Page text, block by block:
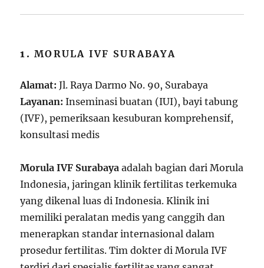
1.MORULA IVF SURABAYA
Alamat: Jl. Raya Darmo No. 90, Surabaya
Layanan: Inseminasi buatan (IUI), bayi tabung
(IVF), pemeriksaan kesuburan komprehensif,
konsultasi medis
Morula IVF Surabaya adalah bagian dari Morula
Indonesia, jaringan klinik fertilitas terkemuka
yang dikenal luas di Indonesia. Klinik ini
memiliki peralatan medis yang canggih dan
menerapkan standar internasional dalam
prosedur fertilitas. Tim dokter di Morula IVF